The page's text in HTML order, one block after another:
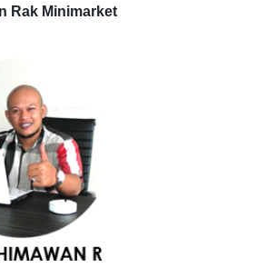
Rak Minimarket